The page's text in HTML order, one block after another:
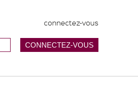
connectez-vous